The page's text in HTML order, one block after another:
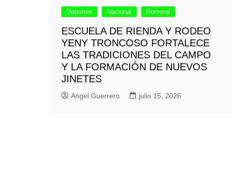
Deportes Nacional Romeral
ESCUELA DE RIENDA Y RODEO
YENY TRONCOSO FORTALECE
LAS TRADICIONES DEL CAMPO
Y LA FORMACIÓN DE NUEVOS
JINETES
Angel Guerrero julio 15, 2026